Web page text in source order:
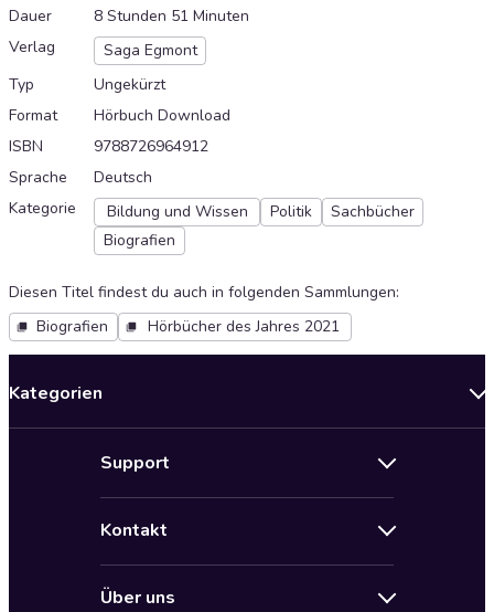
Dauer
8 Stunden 51 Minuten
Verlag
Saga Egmont
Typ
Ungekürzt
Format
Hörbuch Download
ISBN
9788726964912
Sprache
Deutsch
Kategorie
Bildung und Wissen Politik
Sachbücher
Biografien
Diesen Titel findest du auch in folgenden Sammlungen:
Biografien
Hörbücher des Jahres 2021
Kategorien
Support
AGB für Audioteka Abo
Kontakt
Über uns